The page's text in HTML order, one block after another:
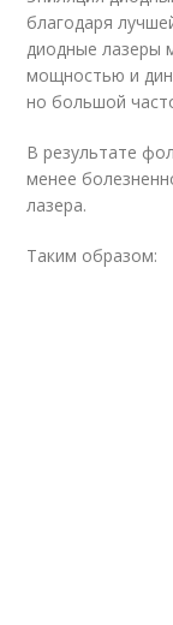
благодаря
диодные лазеры
мощностью и
но большой
В результате
менее
лазера.
Таким образом: